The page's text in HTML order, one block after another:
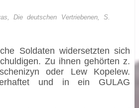
Die deutschen Vertriebenen, S.
Soldaten widersetzten sich
Zu ihnen gehörten z.
oder Lew Kopelew.
und in ein GULAG